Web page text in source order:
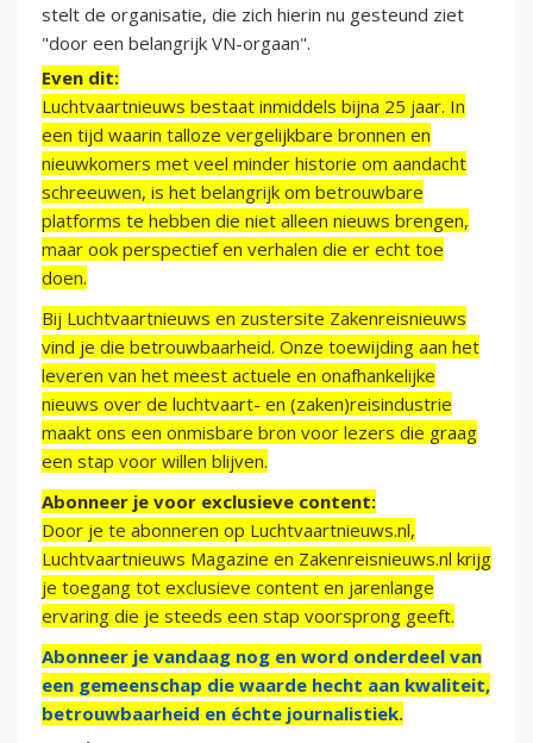
stelt de organisatie, die zich hierin nu gesteund ziet
"door een belangrijk VN-orgaan".
Even dit:
Luchtvaartnieuws bestaat inmiddels bijna 25 jaar. In
een tijd waarin talloze vergelijkbare bronnen en
nieuwkomers met veel minder historie om aandacht
schreeuwen, is het belangrijk om betrouwbare
platforms te hebben die niet alleen nieuws brengen,
maar ook perspectief en verhalen die er echt toe
doen.
Bij Luchtvaartnieuws en zustersite Zakenreisnieuws
vind je die betrouwbaarheid. Onze toewijding aan het
leveren van het meest actuele en onafhankelijke
nieuws over de luchtvaart- en (zaken)reisindustrie
maakt ons een onmisbare bron voor lezers die graag
een stap voor willen blijven.
Abonneer je voor exclusieve content:
Door je te abonneren op Luchtvaartnieuws.nl,
Luchtvaartnieuws Magazine en Zakenreisnieuws.nl krijg
je toegang tot exclusieve content en jarenlange
ervaring die je steeds een stap voorsprong geeft.
Abonneer je vandaag nog en word onderdeel van
een gemeenschap die waarde hecht aan kwaliteit,
betrouwbaarheid en échte journalistiek.